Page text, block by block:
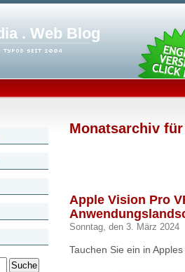
. Web Blog
Monatsarchiv für
Apple Vision Pro
Sonntag, den 3. März 2024
Tauchen Sie ein in